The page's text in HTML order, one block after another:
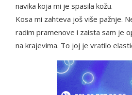
navika koja mi je spasila kožu.
Kosa mi zahteva još više pažnje.
radim pramenove i zaista sam je
na krajevima. To joj je vratilo